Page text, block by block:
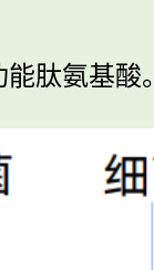
肽氨基酸。